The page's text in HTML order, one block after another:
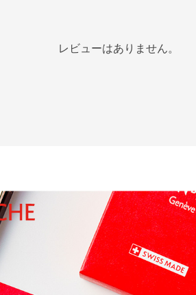
レビューはありません。